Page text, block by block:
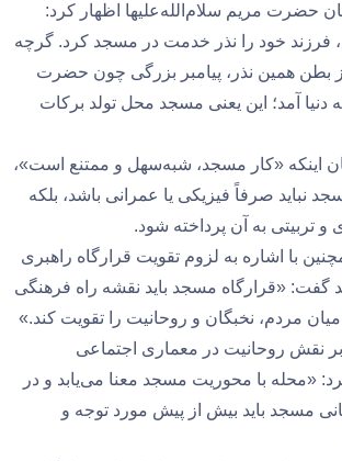
حضرت مریم سلام‌الله‌علیها اظهار کرد:
خود را نذر خدمت در مسجد کرد. گرچه
از بطن همین نذر، پیامبر بزرگی چون حضرت
دنیا آمد؛ این یعنی مسجد محل تولد برکات
اینکه «کار مسجد، شبه‌سهل و ممتنع است»،
نباید صرفاً فیزیکی یا عمرانی باشد، بلکه
و تربیتی به آن پرداخته شود.
با اشاره به لزوم تقویت قرارگاه راهبری
گفت: «قرارگاه مسجد باید نقشه راه فرهنگی
مردم، نخبگان و روحانیت را تقویت کند.»
بر نقش روحانیت در معماری اجتماعی
«محله با محوریت مسجد معنا می‌یابد و در
مسجد باید بیش از پیش مورد توجه و